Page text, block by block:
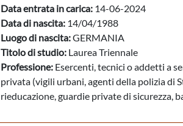
Data entrata in carica: 14-06-2024
Data di nascita: 14/04/1988
Luogo di nascita:GERMANIA
Titolo di studio: Laurea Triennale
Professione: Esercenti, tecnici o addetti a
privata (vigili urbani, agenti della polizia di
rieducazione, guardie private di sicurezza,